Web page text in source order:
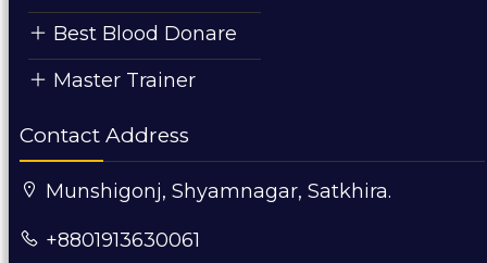
Best Blood Donare
Master Trainer
Contact Address
Munshigonj, Shyamnagar, Satkhira.
+8801913630061